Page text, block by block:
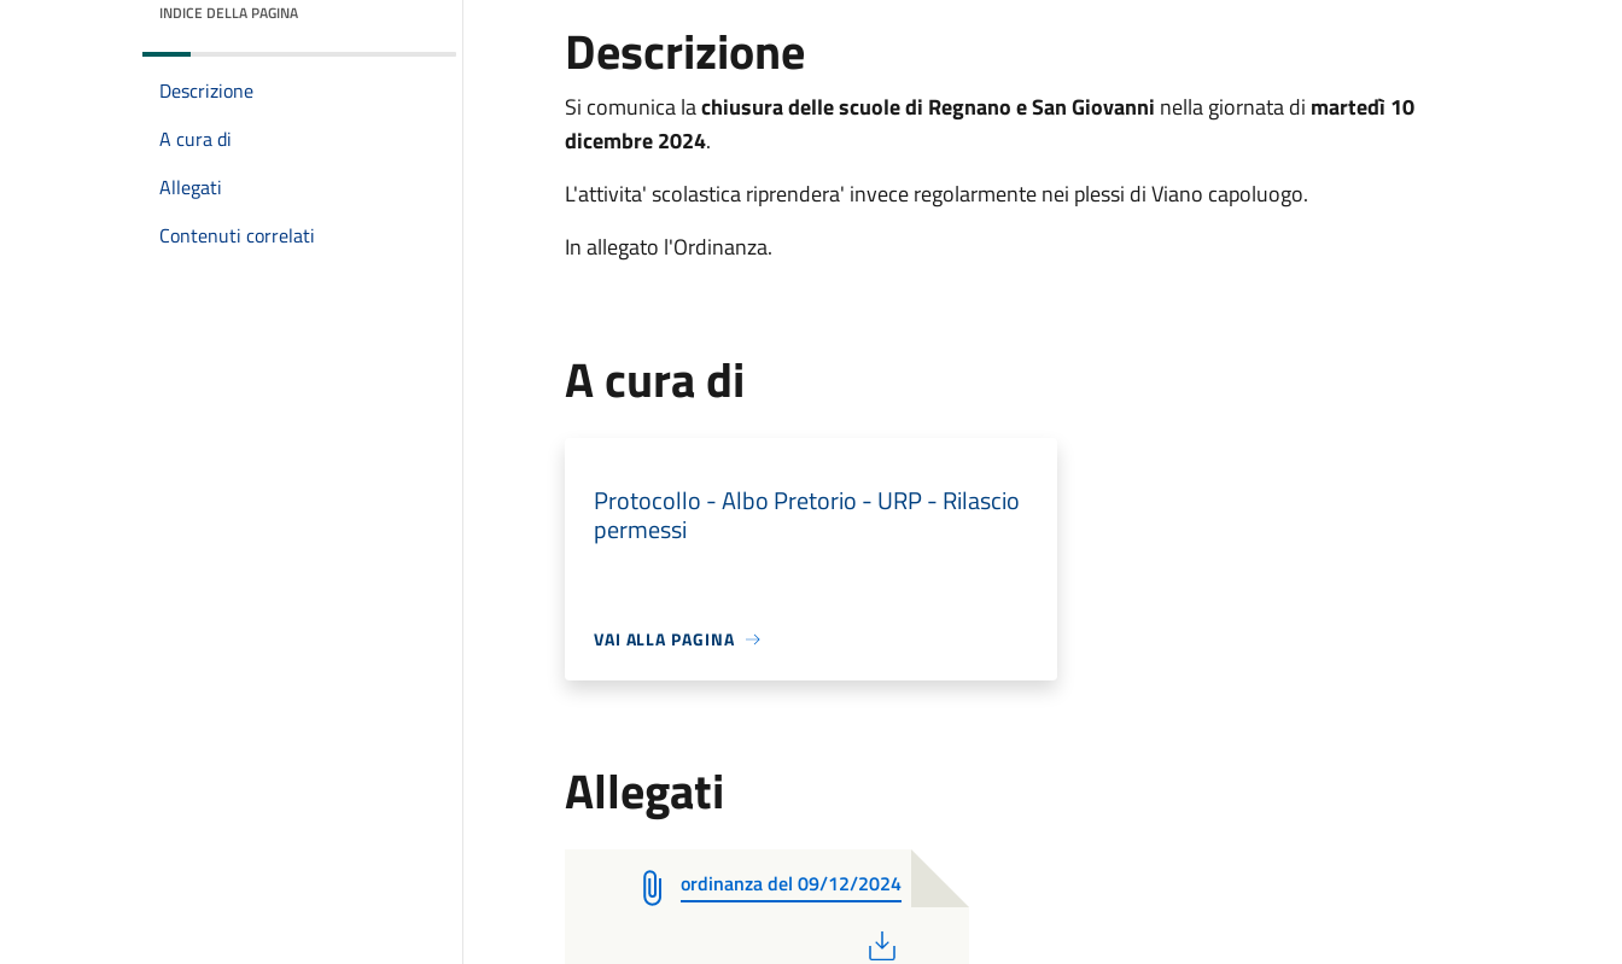
INDICE DELLA PAGINA
Descrizione
A cura di
Allegati
Contenuti correlati
Descrizione
Si comunica lachiusura delle scuole di Regnano e San Giovanni nella giornata di martedì 10
dicembre 2024.
L'attivita' scolastica riprendera' invece regolarmente nei plessi di Viano capoluogo.
In allegato l'Ordinanza.
A cura di
Protocollo - Albo Pretorio - URP - Rilascio
permessi
VAI ALLA PAGINA
Allegati
ordinanza del 09/12/2024